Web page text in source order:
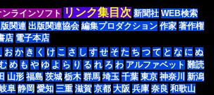
ンラインソフト リンク集目次 新聞社 WEB検索
関連 出版関連協会 編集プロダクション 作家 著作権
店 電子本店
お か き く け こ さ し す せ そ た ち つ て と な に ぬ
め も や ゆ よ ら り る れ ろ わ アルファベット 難読
山形 福島 茨城 栃木 群馬 埼玉 千葉 東京 神奈川 新潟
阜 静岡 愛知 三重 滋賀 京都 大阪 兵庫 奈良 和歌山